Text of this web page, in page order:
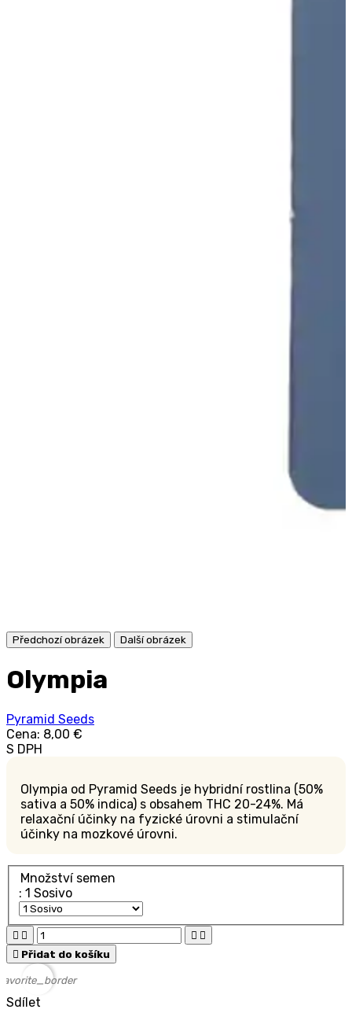
Předchozí obrázek Další obrázek
Olympia
Pyramid Seeds
Cena: 8,00 €
S DPH
Olympia od Pyramid Seeds je hybridní rostlina (50%
sativa a 50% indica) s obsahem THC 20-24%. Má
relaxační účinky na fyzické úrovni a stimulační
účinky na mozkové úrovni.
Množství semen
: 1 Sosivo
   
 Přidat do košíku
favorite_border
Sdílet